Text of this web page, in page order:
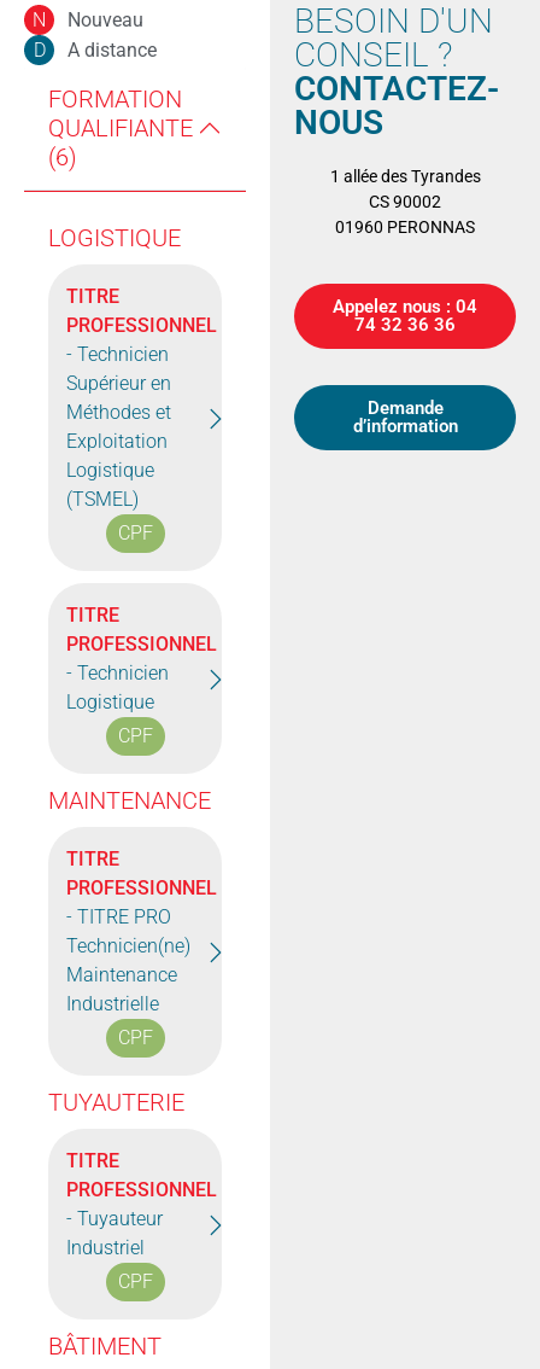
N Nouveau
D A distance
FORMATION
QUALIFIANTE
(6)
LOGISTIQUE
TITRE
PROFESSIONNEL
- Technicien
Supérieur en
Méthodes et
Exploitation
Logistique
(TSMEL)
CPF
TITRE
PROFESSIONNEL
- Technicien
Logistique
CPF
MAINTENANCE
TITRE
PROFESSIONNEL
- TITRE PRO
Technicien(ne)
Maintenance
Industrielle
CPF
TUYAUTERIE
TITRE
PROFESSIONNEL
- Tuyauteur
Industriel
CPF
BÂTIMENT
BESOIN D'UN
CONSEIL ?
CONTACTEZ-
NOUS
1 allée des Tyrandes
CS 90002
01960 PERONNAS
Appelez nous : 04
74 32 36 36
Demande
d’information